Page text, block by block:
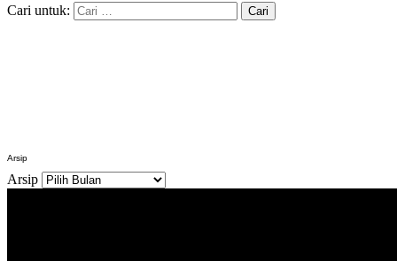
Cari untuk:
Arsip
Arsip